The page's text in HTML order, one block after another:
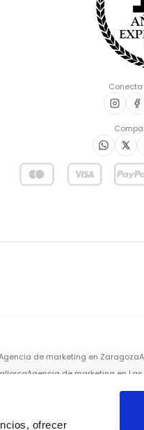
ofrecer
de marketing en Zaragoza
Agencia de marketing en
(Instagram, Facebook),
nombres de productos y